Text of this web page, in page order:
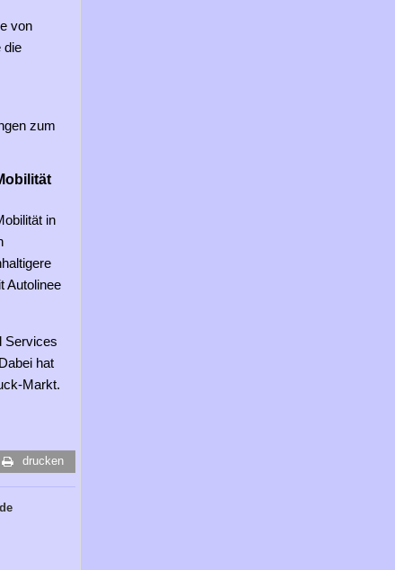
von
die
zum
in
Autolinee
Services
hat
Markt.
drucken